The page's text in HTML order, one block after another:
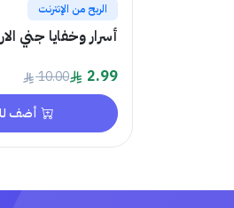
الربح من الإنترنت
أسرار وخفايا جني
2.99
10.00
أضف